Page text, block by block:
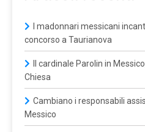
I madonnari messicani
concorso a Taurianova
Il cardinale Parolin in
Chiesa
Cambiano i responsabili
Messico